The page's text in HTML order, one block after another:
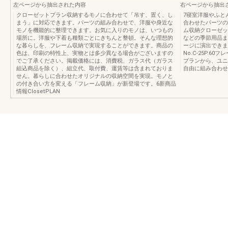
左ページから抽出された内容
クローゼットプラン収納するモノに合わせて「吊す、置く、し
まう」に対応できます。パーツの組み合わせで、洋服や身近な
モノを機能的に整理できます。お気に入りのモノは、いつもの
場所に。洋服や下着も種類ごとにきちんと整頓。そんな理想的
な暮らしを、フレーム収納で実現することができます。商品の
色は、印刷の特性上、実物とは多少異なる場合がございますの
でご了承ください。掲載価格には、消費税、ガラス代（ガラス
組込商品を除く）、組立代、取付費、運賃等は含まれておりま
せん。暮らしに合わせたオリジナルの収納空間を実現。モノと
の付き合い方を変える「フレーム収納」が新登場です。6新商品
情報ClosetPLAN
右ページから抽出
7寝室洋服やふと
合わせたパーツ
ム収納クローゼ
などの季節用品
ージに演出でき
No.C-25P.60フ
プランから、ユ
自由に組み合わ